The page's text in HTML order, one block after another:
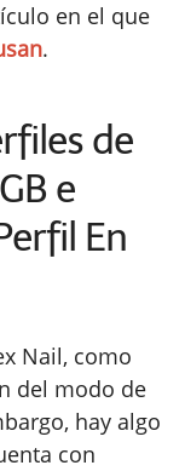
en el que
.
de
e
En
Nail, como
del modo de
hay algo
con